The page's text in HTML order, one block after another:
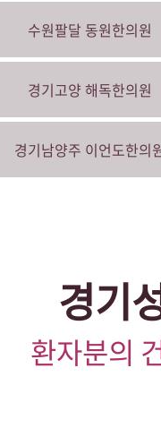
수원팔달 동원한의원
경기고양 해독한의원
경기남양주 이언도한의
경기
환자분의